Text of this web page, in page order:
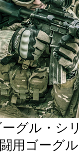
グル・シ
用ゴーグ